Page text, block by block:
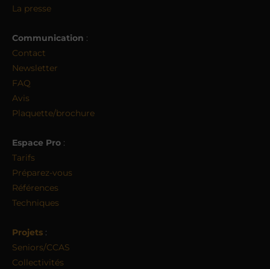
La presse
Communication :
Contact
Newsletter
FAQ
Avis
Plaquette/brochure
Espace Pro :
Tarifs
Préparez-vous
Références
Techniques
Projets :
Seniors/CCAS
Collectivités